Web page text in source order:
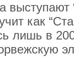
выступают
как
лишь в